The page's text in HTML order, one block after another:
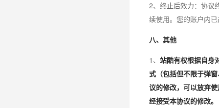
2、终止后效力：协议
续使用。您的账户内
八、其他
1、 站酷有权根据自身
式（包括但不限于弹
议的修改，可以放弃
经接受本协议的修改。